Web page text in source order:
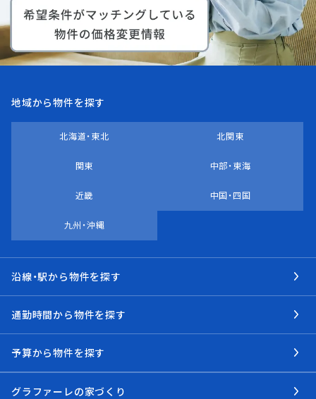
地域から物件を探す
北海道・東北 北関東
関東 中部・東海
近畿 中国・四国
九州・沖縄
沿線・駅から物件を探す
通勤時間から物件を探す
予算から物件を探す
グラファーレの家づくり